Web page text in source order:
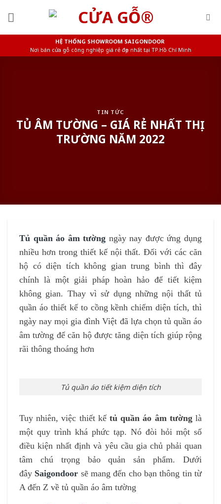
HỆ THỐNG SHOWROOM SAIGONDOOR
Nơi bán cửa gỗ công nghiệp giá rẻ đẹp nhất tại TP.Hồ Chí Minh
TIN TỨC
TỦ ÂM TƯỜNG – GIÁ RẺ NHẤT THỊ
TRƯỜNG NĂM 2022
Tủ quần áo âm tường ngày nay được ứng dụng
nhiều hơn trong thiết kế nội thất. Đối với các căn
hộ có diện tích không gian trung bình thì đây
chính là một giải pháp hoàn hảo để tiết kiệm
không gian. Thay vì sử dụng những nội thất tủ
quần áo thiết kế to cồng kềnh chiếm diện tích, thì
ngày nay mọi gia đình Việt đã lựa chọn tủ quần áo
âm tường để căn hộ được tăng diện tích giúp rộng
rãi thông thoáng hơn
Tủ quần áo tiết kiệm diện tích
Tuy nhiên, việc thiết kế tủ quần áo âm tườnglà
một quy trình khá phức tạp. Nó đòi hỏi một số
điều kiện nhất định và yêu cầu gia chủ phải quan
tâm chú trọng bảo quản sản phẩm. Dưới
đây Saigondoor sẽ mang đến cho bạn thông tin từ
A đến Z về tủ quần áo âm tường